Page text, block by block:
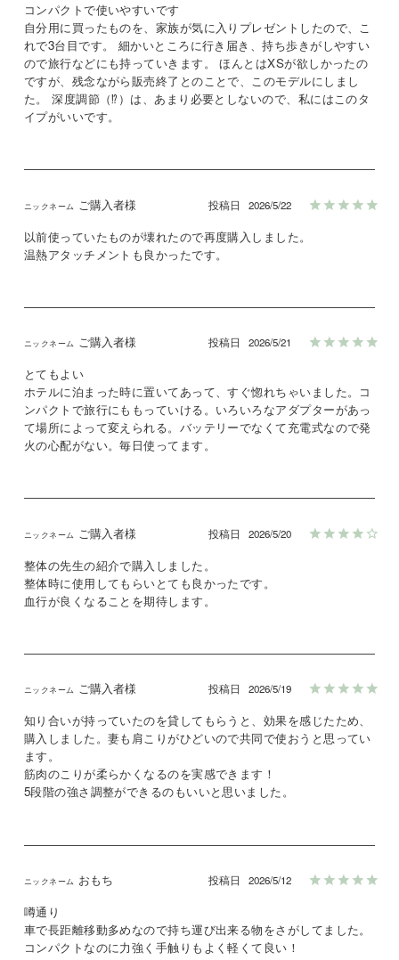
コンパクトで使いやすいです
自分用に買ったものを、家族が気に入りプレゼントしたので、こ
れで3台目です。 細かいところに行き届き、持ち歩きがしやすい
ので旅行などにも持っていきます。 ほんとはXSが欲しかったの
ですが、残念ながら販売終了とのことで、このモデルにしまし
た。 深度調節（⁉️）は、あまり必要としないので、私にはこのタ
イプがいいです。
ご購入者様 投稿日 2026/5/22
以前使っていたものが壊れたので再度購入しました。
温熱アタッチメントも良かったです。
ご購入者様 投稿日 2026/5/21
とてもよい
ホテルに泊まった時に置いてあって、すぐ惚れちゃいました。コ
ンパクトで旅行にももっていける。いろいろなアダプターがあっ
て場所によって変えられる。バッテリーでなくて充電式なので発
火の心配がない。毎日使ってます。
ご購入者様 投稿日 2026/5/20
整体の先生の紹介で購入しました。
整体時に使用してもらいとても良かったです。
血行が良くなることを期待します。
ご購入者様 投稿日 2026/5/19
知り合いが持っていたのを貸してもらうと、効果を感じたため、
購入しました。妻も肩こりがひどいので共同で使おうと思ってい
ます。
筋肉のこりが柔らかくなるのを実感できます！
5段階の強さ調整ができるのもいいと思いました。
おもち 投稿日 2026/5/12
噂通り
車で長距離移動多めなので持ち運び出来る物をさがしてました。
コンパクトなのに力強く手触りもよく軽くて良い！